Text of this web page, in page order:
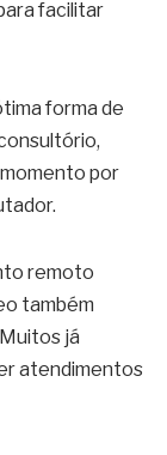
facilitar
forma de
por
remoto
também
já
atendimentos